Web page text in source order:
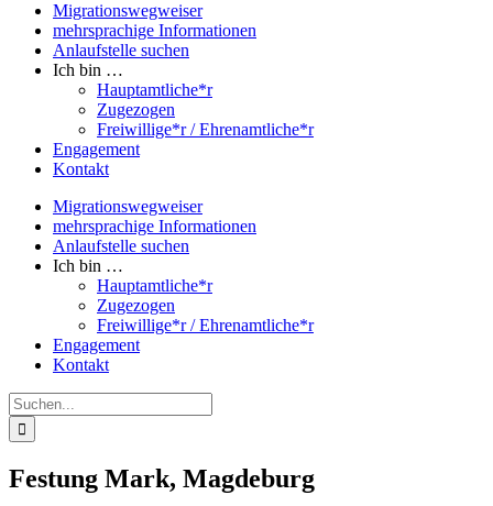
Migrationswegweiser
mehrsprachige Informationen
Anlaufstelle suchen
Ich bin …
Hauptamtliche*r
Zugezogen
Freiwillige*r / Ehrenamtliche*r
Engagement
Kontakt
Migrationswegweiser
mehrsprachige Informationen
Anlaufstelle suchen
Ich bin …
Hauptamtliche*r
Zugezogen
Freiwillige*r / Ehrenamtliche*r
Engagement
Kontakt
Suche
nach:
Festung Mark, Magdeburg